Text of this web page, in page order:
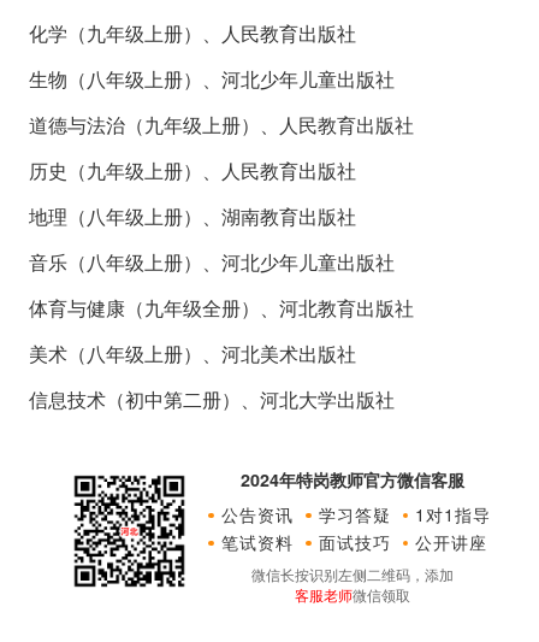
化学（九年级上册）、人民教育出版社
生物（八年级上册）、河北少年儿童出版社
道德与法治（九年级上册）、人民教育出版社
历史（九年级上册）、人民教育出版社
地理（八年级上册）、湖南教育出版社
音乐（八年级上册）、河北少年儿童出版社
体育与健康（九年级全册）、河北教育出版社
美术（八年级上册）、河北美术出版社
信息技术（初中第二册）、河北大学出版社
2024年特岗教师官方微信客服
公告资讯
学习答疑
1对1指导
笔试资料
面试技巧 公开讲座
微信长按识别左侧二维码，添加
客服老师微信领取